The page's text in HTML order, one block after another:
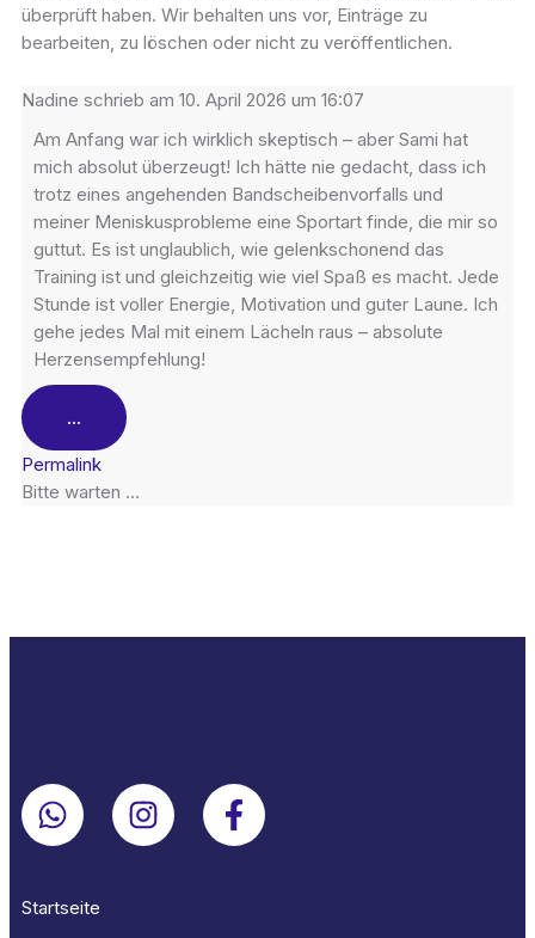
überprüft haben. Wir behalten uns vor, Einträge zu
bearbeiten, zu löschen oder nicht zu veröffentlichen.
Nadine schrieb am 10. April 2026 um 16:07
Am Anfang war ich wirklich skeptisch – aber Sami hat
mich absolut überzeugt! Ich hätte nie gedacht, dass ich
trotz eines angehenden Bandscheibenvorfalls und
meiner Meniskusprobleme eine Sportart finde, die mir so
guttut. Es ist unglaublich, wie gelenkschonend das
Training ist und gleichzeitig wie viel Spaß es macht. Jede
Stunde ist voller Energie, Motivation und guter Laune. Ich
gehe jedes Mal mit einem Lächeln raus – absolute
Herzensempfehlung!
...
Permalink
Bitte warten …
Startseite